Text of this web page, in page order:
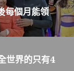
每個月能領
世界的只有4